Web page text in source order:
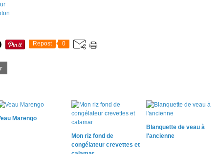
Repost 0
Marengo
Mon riz fond de
congélateur crevettes et
Blanquette de veau à
l'ancienne